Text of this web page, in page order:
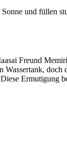
und füllen
Freund